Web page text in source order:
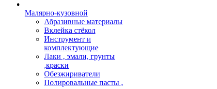
Малярно-кузовной
Абразивные материалы
Вклейка стёкол
Инструмент и
комплектующие
Лаки , эмали, грунты
,краски
Обезжириватели
Полировальные пасты ,